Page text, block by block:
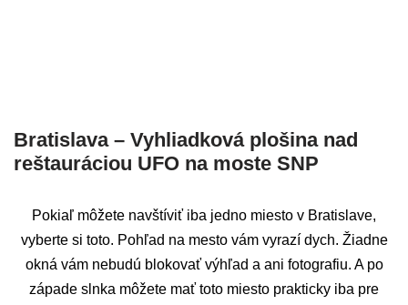
Bratislava – Vyhliadková plošina nad
reštauráciou UFO na moste SNP
Pokiaľ môžete navštíviť iba jedno miesto v Bratislave,
vyberte si toto. Pohľad na mesto vám vyrazí dych. Žiadne
okná vám nebudú blokovať výhľad a ani fotografiu. A po
západe slnka môžete mať toto miesto prakticky iba pre